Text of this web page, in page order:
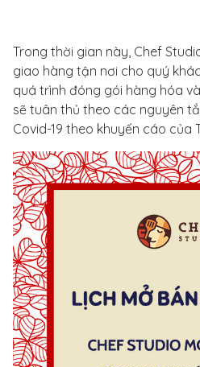
Trong thời gian này, Chef
giao hàng tận nơi cho quý
quá trình đóng gói hàng hóa
sẽ tuân thủ theo các nguyên
Covid-19 theo khuyến cáo của